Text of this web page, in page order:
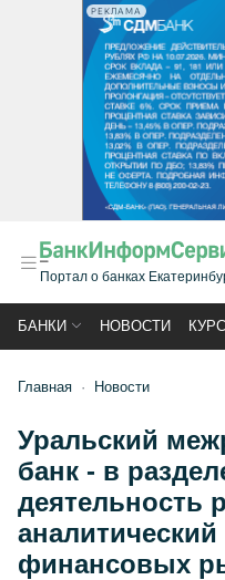
РЕКЛАМА
Портал о банках
БАНКИ НОВОСТИ
Главная Новости
Уральский
банк - в
деятельность
финансовых